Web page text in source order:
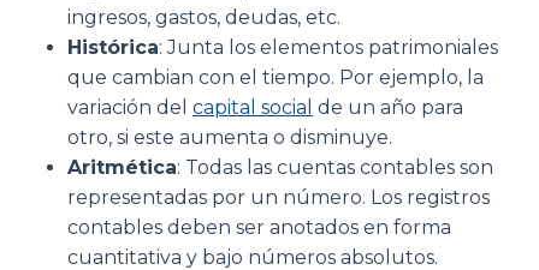
ingresos, gastos, deudas, etc.
Histórica: Junta los elementos patrimoniales
que cambian con el tiempo. Por ejemplo, la
variación del capital social de un año para
otro, si este aumenta o disminuye.
Aritmética: Todas las cuentas contables son
representadas por un número. Los registros
contables deben ser anotados en forma
cuantitativa y bajo números absolutos.